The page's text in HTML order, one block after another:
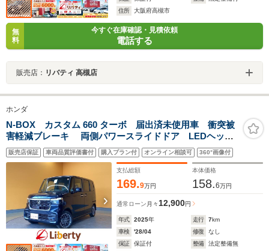
住所
大阪府高槻市
無
料
今すぐ在庫確認・見積依頼
電話する
販売店： リバティ 高槻店
ホンダ
N-BOX カスタム 660 ターボ 届出済未使用車 衝突被
害軽減ブレーキ 両側パワースライドドア LEDヘッド
ライト 電動格納式ドアミラー オートエアコン クル
ーズコントロール 運転席助手席シートヒーター プッ
シュボタンスタート
販売店保証 車両品質評価書付 購入プラン付 オンライン相談可 360°画像付
支払総額
169.9万円
本体価格
158.6万円
通常ローン 月々 12,900円
年式 2025年 走行 7km
車検
'28/04 修復
なし
保証
保証付 整備
法定整備無